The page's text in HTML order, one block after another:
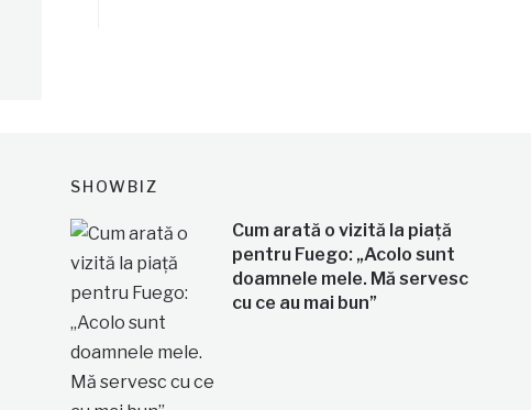
SHOWBIZ
Cum arată o vizită la piață
pentru Fuego: „Acolo sunt
doamnele mele. Mă servesc
cu ce au mai bun”